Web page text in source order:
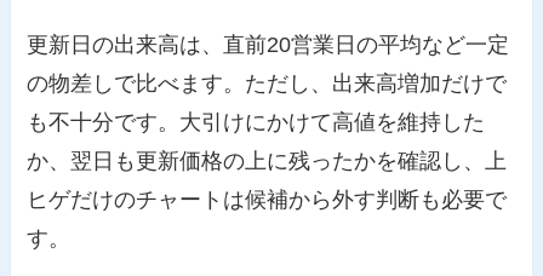
更新日の出来高は、直前20営業日の平均など一定
の物差しで比べます。ただし、出来高増加だけで
も不十分です。大引けにかけて高値を維持した
か、翌日も更新価格の上に残ったかを確認し、上
ヒゲだけのチャートは候補から外す判断も必要で
す。